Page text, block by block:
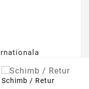
Schimb / Retur